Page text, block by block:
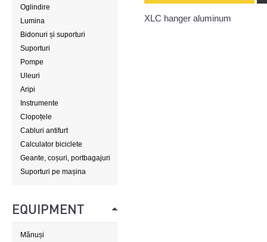
Oglindire
Lumina
Bidonuri și suporturi
Suporturi
Pompe
Uleuri
Aripi
Instrumente
Clopoțele
Cabluri antifurt
Calculator biciclete
Geante, coșuri, portbagajuri
Suporturi pe mașina
EQUIPMENT
Mănuși
XLC hanger aluminum